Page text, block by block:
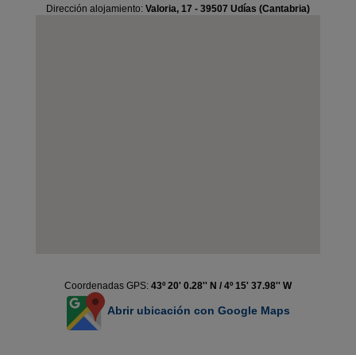
Dirección alojamiento: Valoria, 17 - 39507 Udías (Cantabria)
Coordenadas GPS: 43º 20' 0.28'' N / 4º 15' 37.98'' W
Abrir ubicación con Google Maps